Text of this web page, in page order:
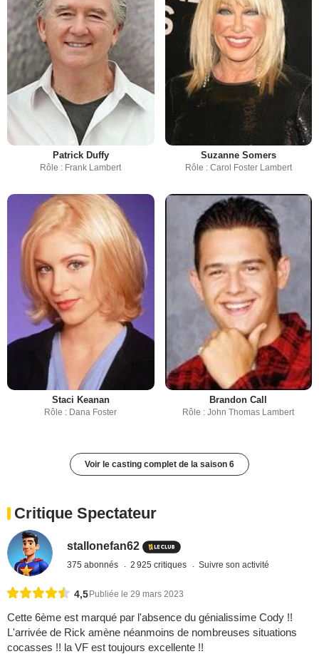
Patrick Duffy
Rôle : Frank Lambert
Suzanne Somers
Rôle : Carol Foster Lambert
Staci Keanan
Rôle : Dana Foster
Brandon Call
Rôle : John Thomas Lambert
Voir le casting complet de la saison 6
Critique Spectateur
stallonefan62
375 abonnés 2 925 critiques Suivre son activité
4,5Publiée le 29 mars 2023
Cette 6ème est marqué par l'absence du génialissime Cody !!
L'arrivée de Rick amène néanmoins de nombreuses situations
cocasses !! la VF est toujours excellente !!